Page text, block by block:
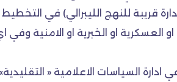
ادارة قريبة للنهج الليبرالي) في
العسكرية او الخبرية او الامنية وفي
ادارة السياسات الاعلامية «